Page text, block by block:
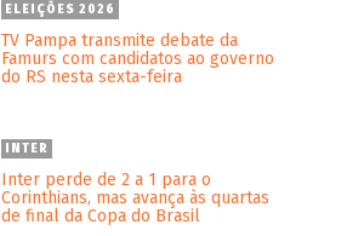
ELEIÇÕES 2026
TV Pampa transmite debate da
Famurs com candidatos ao governo
do RS nesta sexta-feira
INTER
Inter perde de 2 a 1 para o
Corinthians, mas avança às quartas
de final da Copa do Brasil